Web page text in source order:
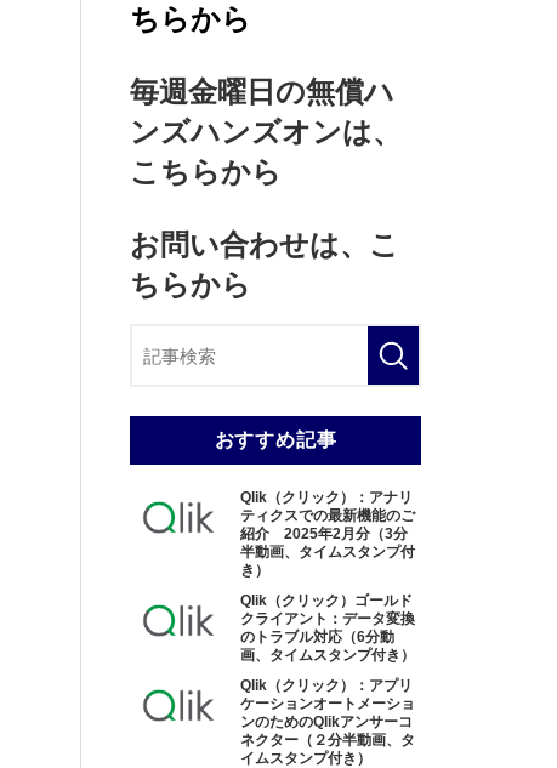
ちらから
毎週金曜日の無償ハ
ンズハンズオンは、
こちらから
お問い合わせは、こ
ちらから
おすすめ記事
Qlik（クリック）：アナリ
ティクスでの最新機能のご
紹介 2025年2月分（3分
半動画、タイムスタンプ付
き）
Qlik（クリック）ゴールド
クライアント：データ変換
のトラブル対応（6分動
画、タイムスタンプ付き）
Qlik（クリック）：アプリ
ケーションオートメーショ
ンのためのQlikアンサーコ
ネクター（２分半動画、タ
イムスタンプ付き）